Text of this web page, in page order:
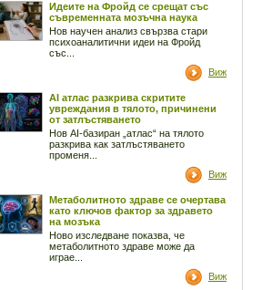
Идеите на Фройд се срещат със
съвременната мозъчна наука
Нов научен анализ свързва стари
психоаналитични идеи на Фройд
със...
Виж
AI атлас разкрива скритите
увреждания в тялото, причинени
от затлъстяването
Нов AI-базиран „атлас“ на тялото
разкрива как затлъстяването
променя...
Виж
Метаболитното здраве се очертава
като ключов фактор за здравето
на мозъка
Ново изследване показва, че
метаболитното здраве може да
играе...
Виж